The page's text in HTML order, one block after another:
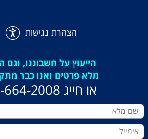
הצהרת נגישות
הייעוץ על חשבוננו, וגם
מלא פרטים ואנו כבר
או חייג 054-664-2008